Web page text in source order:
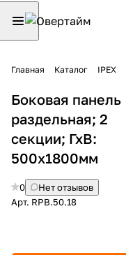
Главная Каталог IPEX
Боковая панель
раздельная; 2
секции; ГхВ:
500х1800мм
0
Нет отзывов
Арт. RPB.50.18